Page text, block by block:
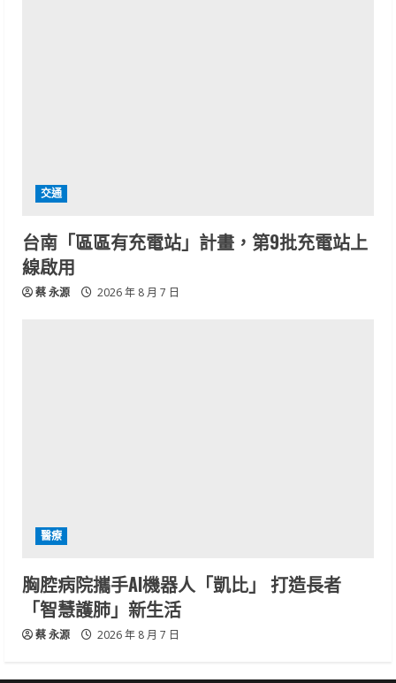
交通
台南「區區有充電站」計畫，第9批充電站上
線啟用
蔡 永源 2026 年 8 月 7 日
醫療
胸腔病院攜手AI機器人「凱比」 打造長者
「智慧護肺」新生活
蔡 永源 2026 年 8 月 7 日